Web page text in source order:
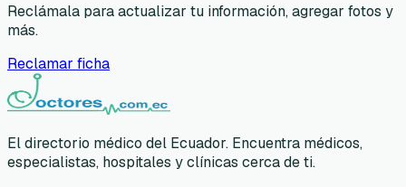
Reclámala para actualizar tu información, agregar fotos y
más.
Reclamar ficha
El directorio médico del Ecuador. Encuentra médicos,
especialistas, hospitales y clínicas cerca de ti.